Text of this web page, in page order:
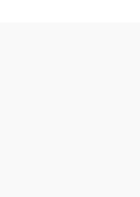
handelt,
werden muss.